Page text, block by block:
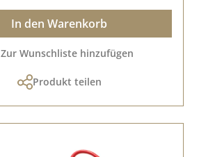
In den Warenkorb
Zur Wunschliste hinzufügen
Produkt teilen